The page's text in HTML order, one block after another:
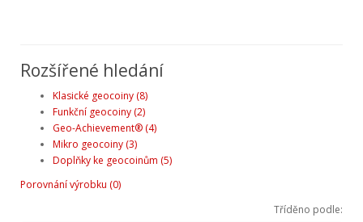
Rozšířené hledání
Klasické geocoiny (8)
Funkční geocoiny (2)
Geo-Achievement® (4)
Mikro geocoiny (3)
Doplňky ke geocoinům (5)
Porovnání výrobku (0)
Tříděno podle: